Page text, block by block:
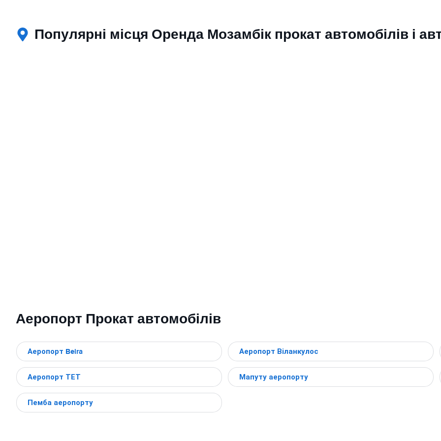
Популярні місця Оренда Мозамбік прокат автомобілів і
Аеропорт Прокат автомобілів
Аеропорт Beira Аеропорт Віланкулос
Аеропорт ТЕТ Мапуту аеропорту
Пемба аеропорту